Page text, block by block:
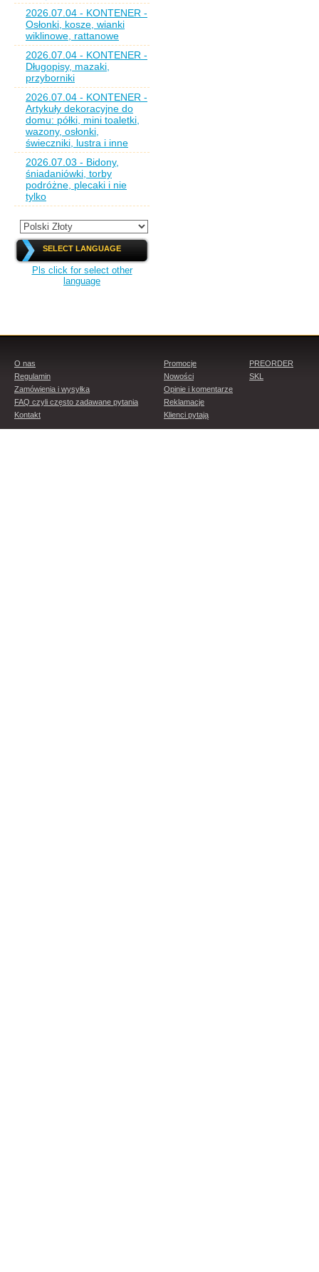
2026.07.04 - KONTENER -
Osłonki, kosze, wianki
wiklinowe, rattanowe
2026.07.04 - KONTENER -
Długopisy, mazaki,
przyborniki
2026.07.04 - KONTENER -
Artykuły dekoracyjne do
domu: półki, mini toaletki,
wazony, osłonki,
świeczniki, lustra i inne
2026.07.03 - Bidony,
śniadaniówki, torby
podróżne, plecaki i nie
tylko
SELECT LANGUAGE
Pls click for select other
language
O nas
Regulamin
Zamówienia i wysyłka
FAQ czyli często zadawane pytania
Kontakt
Promocje
Nowości
Opinie i komentarze
Reklamacje
Klienci pytają
PREORDER
SKL